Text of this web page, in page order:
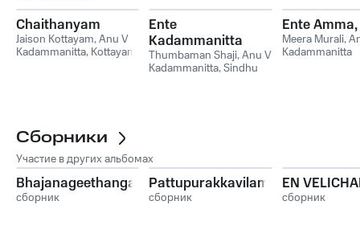
Chaithanyam
Jaison Kottayam,Anu V
Kadammanitta, Kottayam
Ente
Kadammanitta
Kavilamma
Thumbaman Shaji,Anu V
Kadammanitta,Sindhu
Ente Amma,
Meera Murali,
Kadammanitta
Сборники
Участие в других альбомах
Bhajanageethangal
сборник
Pattupurakkavilamma
сборник
EN
сборник